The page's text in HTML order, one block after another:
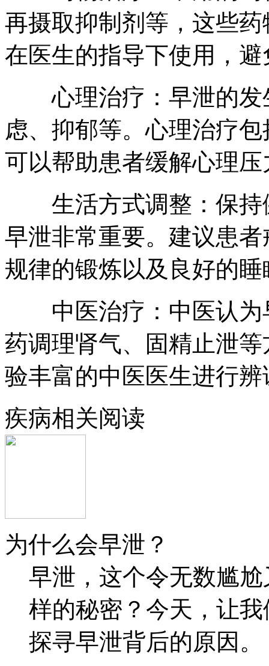
再摄取抑制剂等，这些
在医生的指导下使用，
心理治疗：早泄的发
虑、抑郁等。心理治疗
可以帮助患者缓解心理
生活方式调整：保持
早泄非常重要。建议患
规律的锻炼以及良好的
中医治疗：中医认为
药调理肾气、固精止泄
验丰富的中医医生进行
疾病相关阅读
为什么会早泄？
早泄，这个令无数尴
样的秘密？今天，让
探寻早泄背后的原因。